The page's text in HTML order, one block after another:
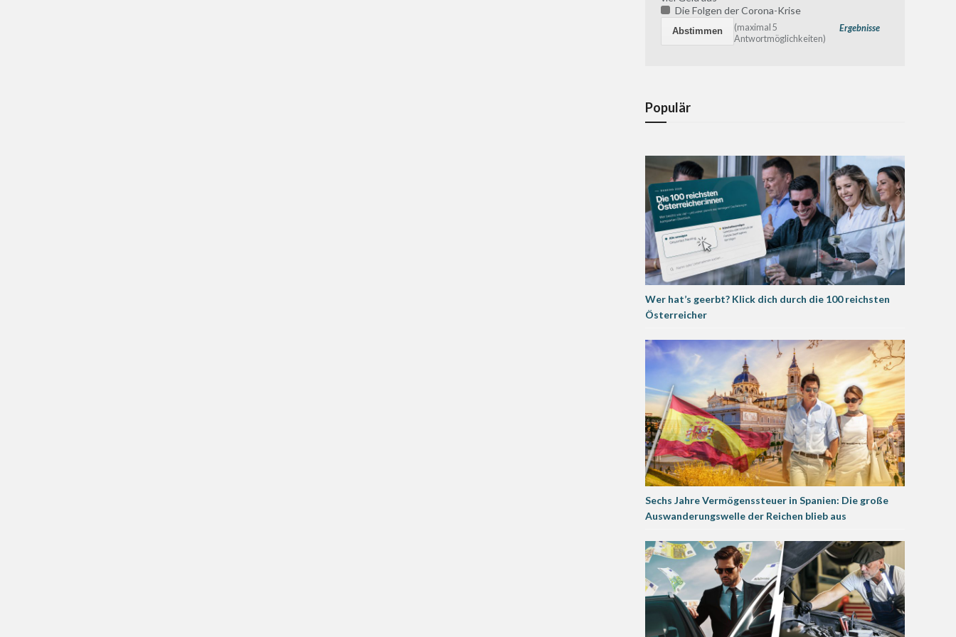
Die Folgen der Corona-Krise
Ergebnisse
(maximal 5
Antwortmöglichkeiten)
Populär
Wer hat’s geerbt? Klick dich durch die 100 reichsten
Österreicher
Sechs Jahre Vermögenssteuer in Spanien: Die große
Auswanderungswelle der Reichen blieb aus